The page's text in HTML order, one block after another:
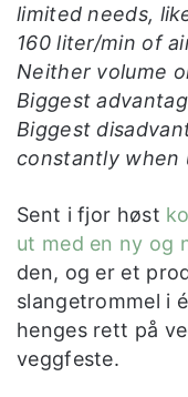
limited needs,
160 liter/min of
Neither volume
Biggest
Biggest
constantly when
Sent i fjor høst
ut med en ny og
den, og er et
slangetrommel i
henges rett på
veggfeste.